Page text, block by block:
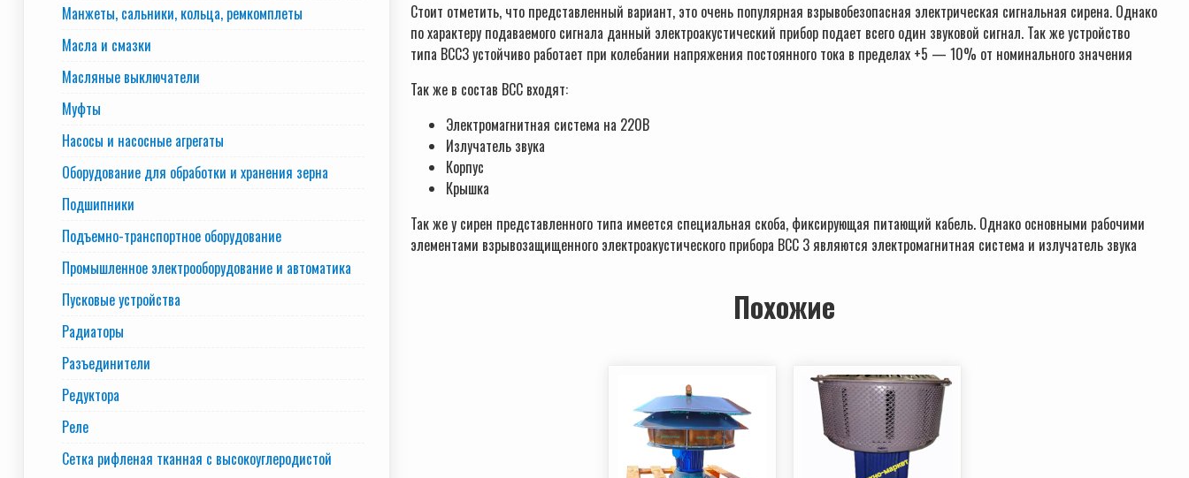
Стоит отметить, что представленный вариант, это очень популярная взрывобезопасная электрическая сигнальная сирена. Однако
по характеру подаваемого сигнала данный электроакустический прибор подает всего один звуковой сигнал. Так же устройство
типа ВСС3 устойчиво работает при колебании напряжения постоянного тока в пределах +5 — 10% от номинального значения
Так же в состав ВСС входят:
Электромагнитная система на 220В
Излучатель звука
Корпус
Крышка
Так же у сирен представленного типа имеется специальная скоба, фиксирующая питающий кабель. Однако основными рабочими
элементами взрывозащищенного электроакустического прибора ВСС 3 являются электромагнитная система и излучатель звука
Похожие
Манжеты, сальники, кольца, ремкомплеты
Масла и смазки
Масляные выключатели
Муфты
Насосы и насосные агрегаты
Оборудование для обработки и хранения зерна
Подшипники
Подъемно-транспортное оборудование
Промышленное электрооборудование и автоматика
Пусковые устройства
Радиаторы
Разъединители
Редуктора
Реле
Сетка рифленая тканная с высокоуглеродистой